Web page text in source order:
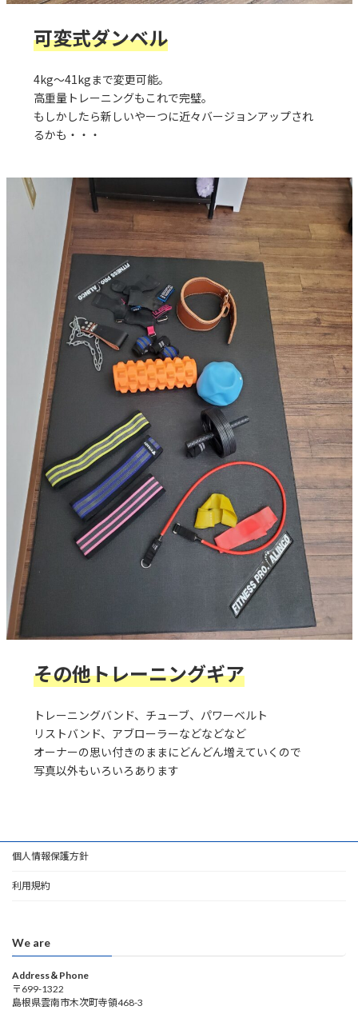
可変式ダンベル
4kg～41kgまで変更可能。
高重量トレーニングもこれで完璧。
もしかしたら新しいやーつに近々バージョンアップされ
るかも・・・
その他トレーニングギア
トレーニングバンド、チューブ、パワーベルト
リストバンド、アブローラーなどなどなど
オーナーの思い付きのままにどんどん増えていくので
写真以外もいろいろあります
個人情報保護方針
利用規約
We are
Address＆Phone
〒699-1322
島根県雲南市木次町寺領468-3